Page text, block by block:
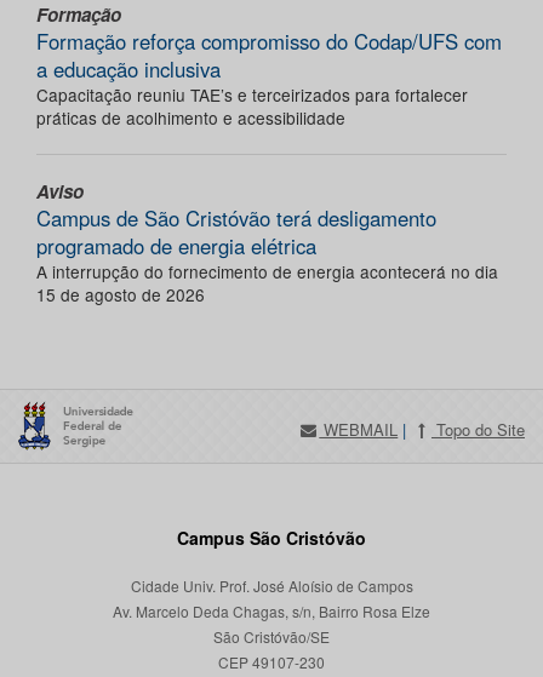
Formação
Formação reforça compromisso do Codap/UFS com
a educação inclusiva
Capacitação reuniu TAE’s e terceirizados para fortalecer
práticas de acolhimento e acessibilidade
Aviso
Campus de São Cristóvão terá desligamento
programado de energia elétrica
A interrupção do fornecimento de energia acontecerá no dia
15 de agosto de 2026
WEBMAIL | Topo do Site
Campus São Cristóvão
Cidade Univ. Prof. José Aloísio de Campos
Av. Marcelo Deda Chagas, s/n, Bairro Rosa Elze
São Cristóvão/SE
CEP 49107-230